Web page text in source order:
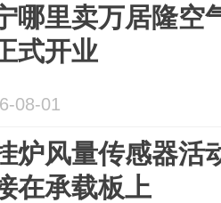
哪里卖万居隆空
式开业
08-01
炉风量传感器活
在承载板上